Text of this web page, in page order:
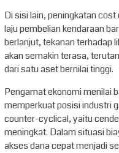
Di sisi lain, peningkatan
laju pembelian kendaraan
berlanjut, tekanan terhadap
akan semakin terasa,
dari satu aset bernilai tinggi.
Pengamat ekonomi menilai
memperkuat posisi industri
counter-cyclical, yaitu
meningkat. Dalam situasi
akses dana cepat menjadi